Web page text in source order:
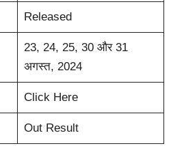
Released
23, 24, 25, 30 और 31
अगस्त, 2024
Click Here
Out Result